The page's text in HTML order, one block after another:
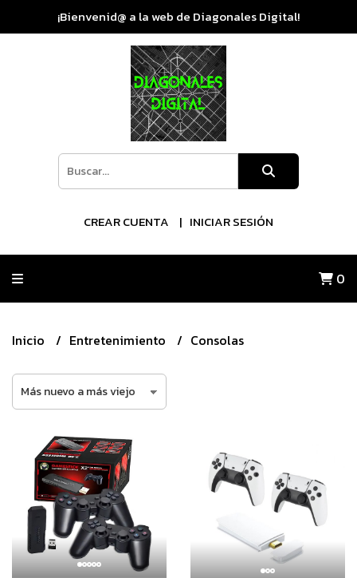
¡Bienvenid@ a la web de Diagonales Digital!
CREAR CUENTA INICIAR SESIÓN
0
Inicio Entretenimiento Consolas